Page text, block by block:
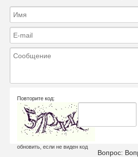
Повторите код:
обновить, если не виден код
Вопрос: